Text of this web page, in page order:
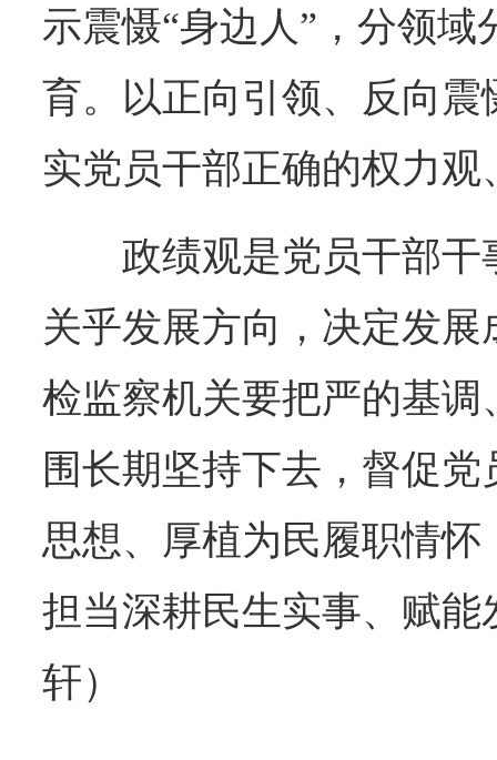
示震慑“身边人”，分领域
育。以正向引领、反向
实党员干部正确的权力
政绩观是党员干部干
关乎发展方向，决定发
检监察机关要把严的基
围长期坚持下去，督促
思想、厚植为民履职情
担当深耕民生实事、赋
轩）